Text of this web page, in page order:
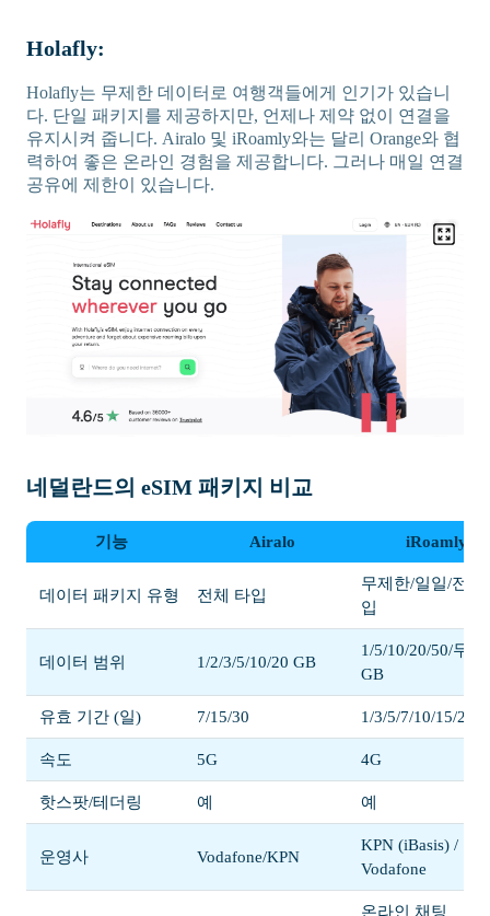
Holafly:
Holafly는 무제한 데이터로 여행객들에게 인기가 있습니
다. 단일 패키지를 제공하지만, 언제나 제약 없이 연결을
유지시켜 줍니다. Airalo 및 iRoamly와는 달리 Orange와 협
력하여 좋은 온라인 경험을 제공합니다. 그러나 매일 연결
공유에 제한이 있습니다.
네덜란드의 eSIM 패키지 비교
기능 Airalo iRoamly
데이터 패키지 유형 전체 타입
무제한/일일/전체
입
데이터 범위 1/2/3/5/10/20 GB
1/5/10/20/50/무제
GB
유효 기간 (일) 7/15/30 1/3/5/7/10/15/20/
속도 5G 4G
핫스팟/테더링 예 예
운영사 Vodafone/KPN
KPN (iBasis) /
Vodafone
온라인 채팅